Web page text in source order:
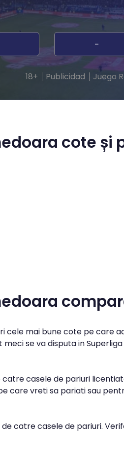
-
18+ Publicidad Juego
cote și
cele mai bune cote pe care
se va disputa in
casele de pariuri
care vreti sa pariati sau
catre casele de pariuri.